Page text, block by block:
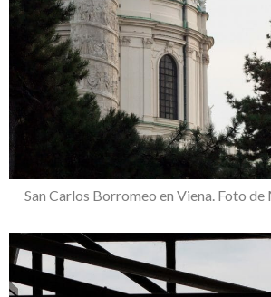
San Carlos Borromeo en Viena. Foto